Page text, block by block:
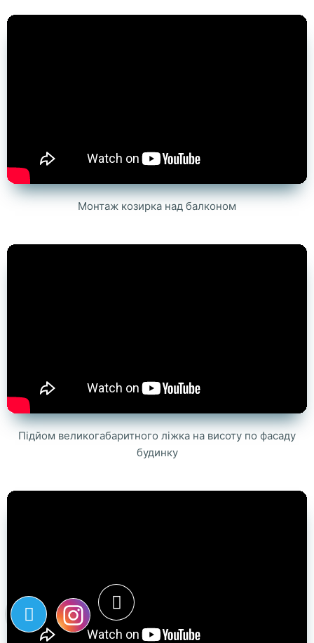
Монтаж козирка над балконом
Підйом великогабаритного ліжка на висоту по фасаду
будинку